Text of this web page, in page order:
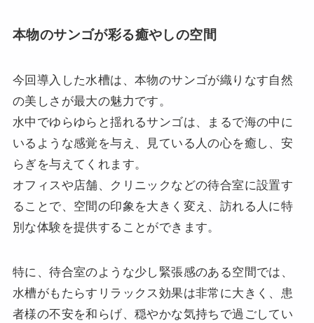
本物のサンゴが彩る癒やしの空間
今回導入した水槽は、本物のサンゴが織りなす自然
の美しさが最大の魅力です。
水中でゆらゆらと揺れるサンゴは、まるで海の中に
いるような感覚を与え、見ている人の心を癒し、安
らぎを与えてくれます。
オフィスや店舗、クリニックなどの待合室に設置す
ることで、空間の印象を大きく変え、訪れる人に特
別な体験を提供することができます。
特に、待合室のような少し緊張感のある空間では、
水槽がもたらすリラックス効果は非常に大きく、患
者様の不安を和らげ、穏やかな気持ちで過ごしてい